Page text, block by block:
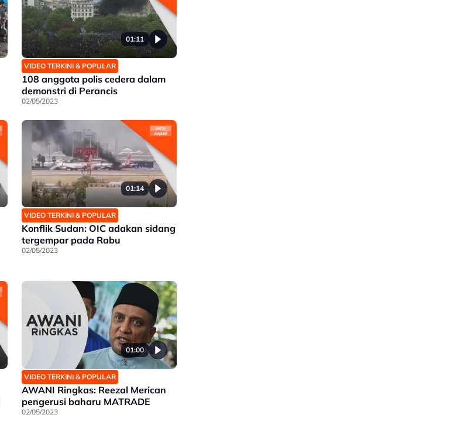
01:11
VIDEO TERKINI & POPULAR
108 anggota polis cedera dalam
demonstri di Perancis
02/05/2023
01:14
VIDEO TERKINI & POPULAR
Konflik Sudan: OIC adakan sidang
tergempar pada Rabu
02/05/2023
01:00
VIDEO TERKINI & POPULAR
AWANI Ringkas: Reezal Merican
pengerusi baharu MATRADE
02/05/2023